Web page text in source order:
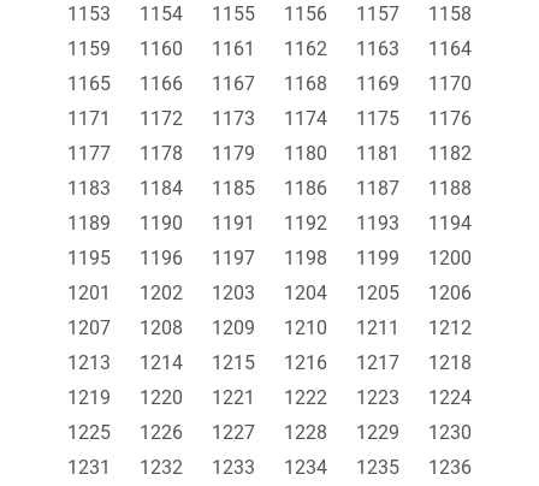
1153 1154 1155 1156 1157
1158
1159
1160 1161 1162 1163
1164
1165
1166 1167 1168 1169
1170
1171
1172 1173 1174 1175
1176
1177
1178 1179 1180 1181
1182
1183
1184 1185 1186 1187
1188
1189
1190 1191 1192 1193
1194
1195
1196 1197 1198 1199
1200
1201
1202 1203 1204 1205
1206
1207
1208 1209 1210 1211
1212
1213
1214 1215 1216 1217
1218
1219
1220 1221 1222 1223
1224
1225
1226 1227 1228 1229
1230
1231
1232 1233 1234 1235
1236